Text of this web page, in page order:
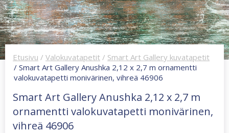
Etusivu / Valokuvatapetit / Smart Art Gallery kuvatapetit
/ Smart Art Gallery Anushka 2,12 x 2,7 m ornamentti
valokuvatapetti monivärinen, vihreä 46906
Smart Art Gallery Anushka 2,12 x 2,7 m
ornamentti valokuvatapetti monivärinen,
vihreä 46906